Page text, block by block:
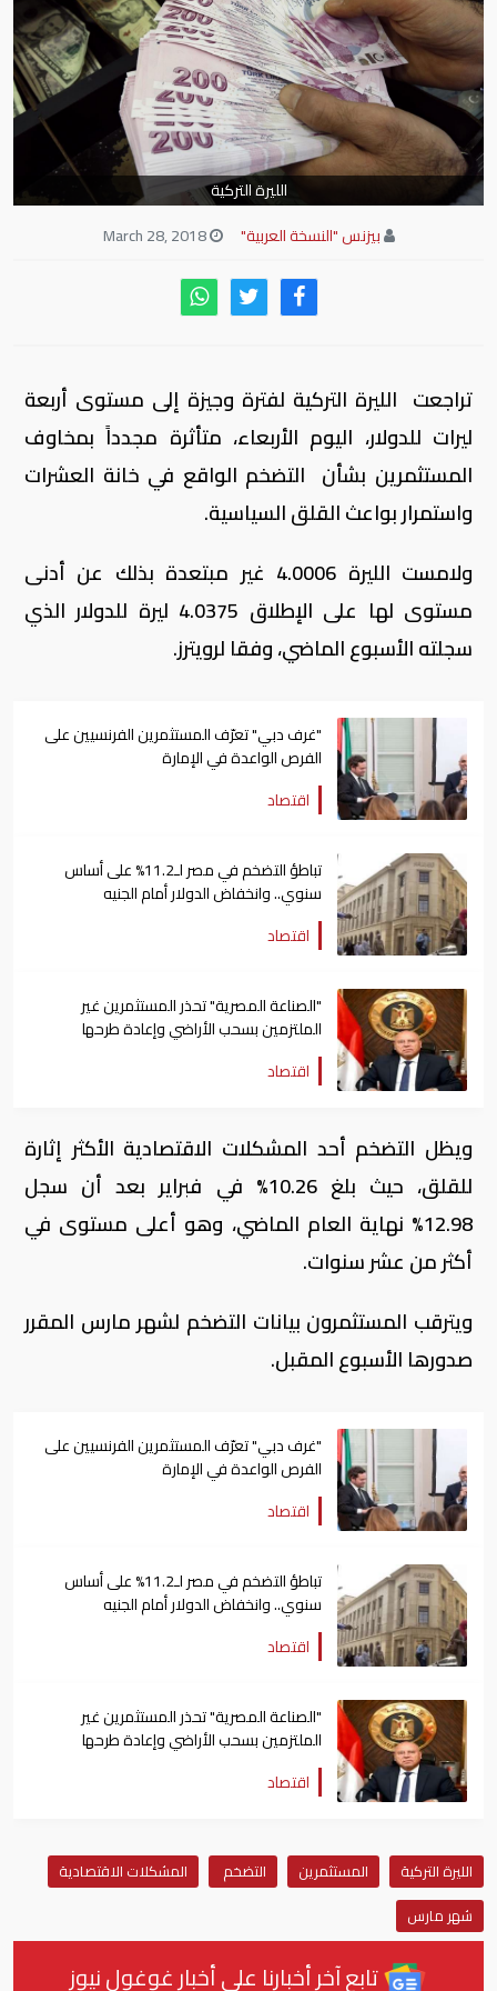
الليرة التركية
بيزنس "النسخة العربية"
March 28, 2018
تراجعت الليرة التركية لفترة وجيزة إلى مستوى أربعة
ليرات للدولار، اليوم الأربعاء، متأثرة مجدداً بمخاوف
المستثمرين بشأن التضخم الواقع في خانة العشرات
واستمرار بواعث القلق السياسية.
ولامست الليرة 4.0006 غير مبتعدة بذلك عن أدنى
مستوى لها على الإطلاق 4.0375 ليرة للدولار الذي
سجلته الأسبوع الماضي، وفقا لرويترز.
"غرف دبي" تعرّف المستثمرين الفرنسيين على
الفرص الواعدة في الإمارة
اقتصاد
تباطؤ التضخم في مصر لـ11.2% على أساس
سنوي.. وانخفاض الدولار أمام الجنيه
اقتصاد
"الصناعة المصرية" تحذر المستثمرين غير
الملتزمين بسحب الأراضي وإعادة طرحها
اقتصاد
ويظل التضخم أحد المشكلات الاقتصادية الأكثر إثارة
للقلق، حيث بلغ 10.26% في فبراير بعد أن سجل
12.98% نهاية العام الماضي، وهو أعلى مستوى في
أكثر من عشر سنوات.
ويترقب المستثمرون بيانات التضخم لشهر مارس المقرر
صدورها الأسبوع المقبل.
"غرف دبي" تعرّف المستثمرين الفرنسيين على
الفرص الواعدة في الإمارة
اقتصاد
تباطؤ التضخم في مصر لـ11.2% على أساس
سنوي.. وانخفاض الدولار أمام الجنيه
اقتصاد
"الصناعة المصرية" تحذر المستثمرين غير
الملتزمين بسحب الأراضي وإعادة طرحها
اقتصاد
الليرة التركية المستثمرين التضخم
المشكلات الاقتصادية
شهر مارس
تابع آخر أخبارنا على أخبار غوغول نيوز